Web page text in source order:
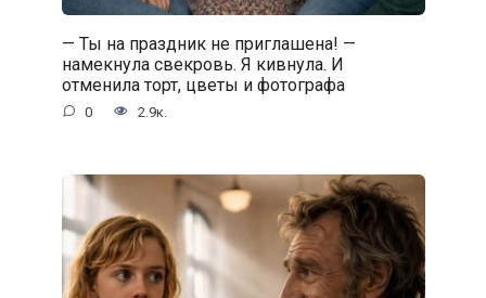
— Ты на праздник не приглашена! —
намекнула свекровь. Я кивнула. И
отменила торт, цветы и фотографа
0 2.9к.